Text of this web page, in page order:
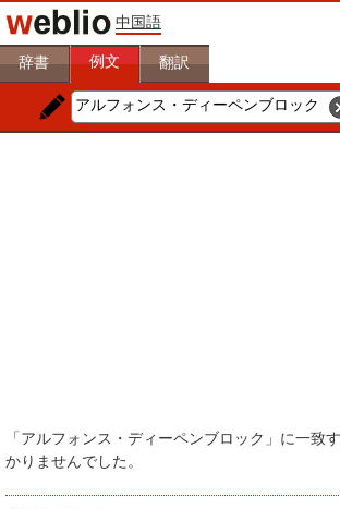
中国語
辞書 例文 翻訳
「アルフォンス・ディーペンブロック」に一致
かりませんでした。